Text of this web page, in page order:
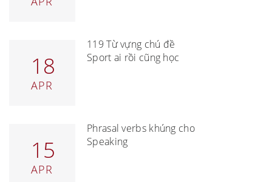
18
APR
119 Từ vựng chủ đề
Sport ai rồi cũng học
15
APR
Phrasal verbs khủng cho
Speaking